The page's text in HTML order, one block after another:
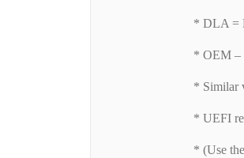
* DLA =
* OEM –
* Similar
* UEFI
* (Use